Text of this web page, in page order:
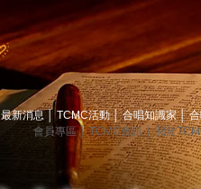
最新消息 TCMC活動│ 合唱知識家│
會員專區│ TCMC會訊│ 關於